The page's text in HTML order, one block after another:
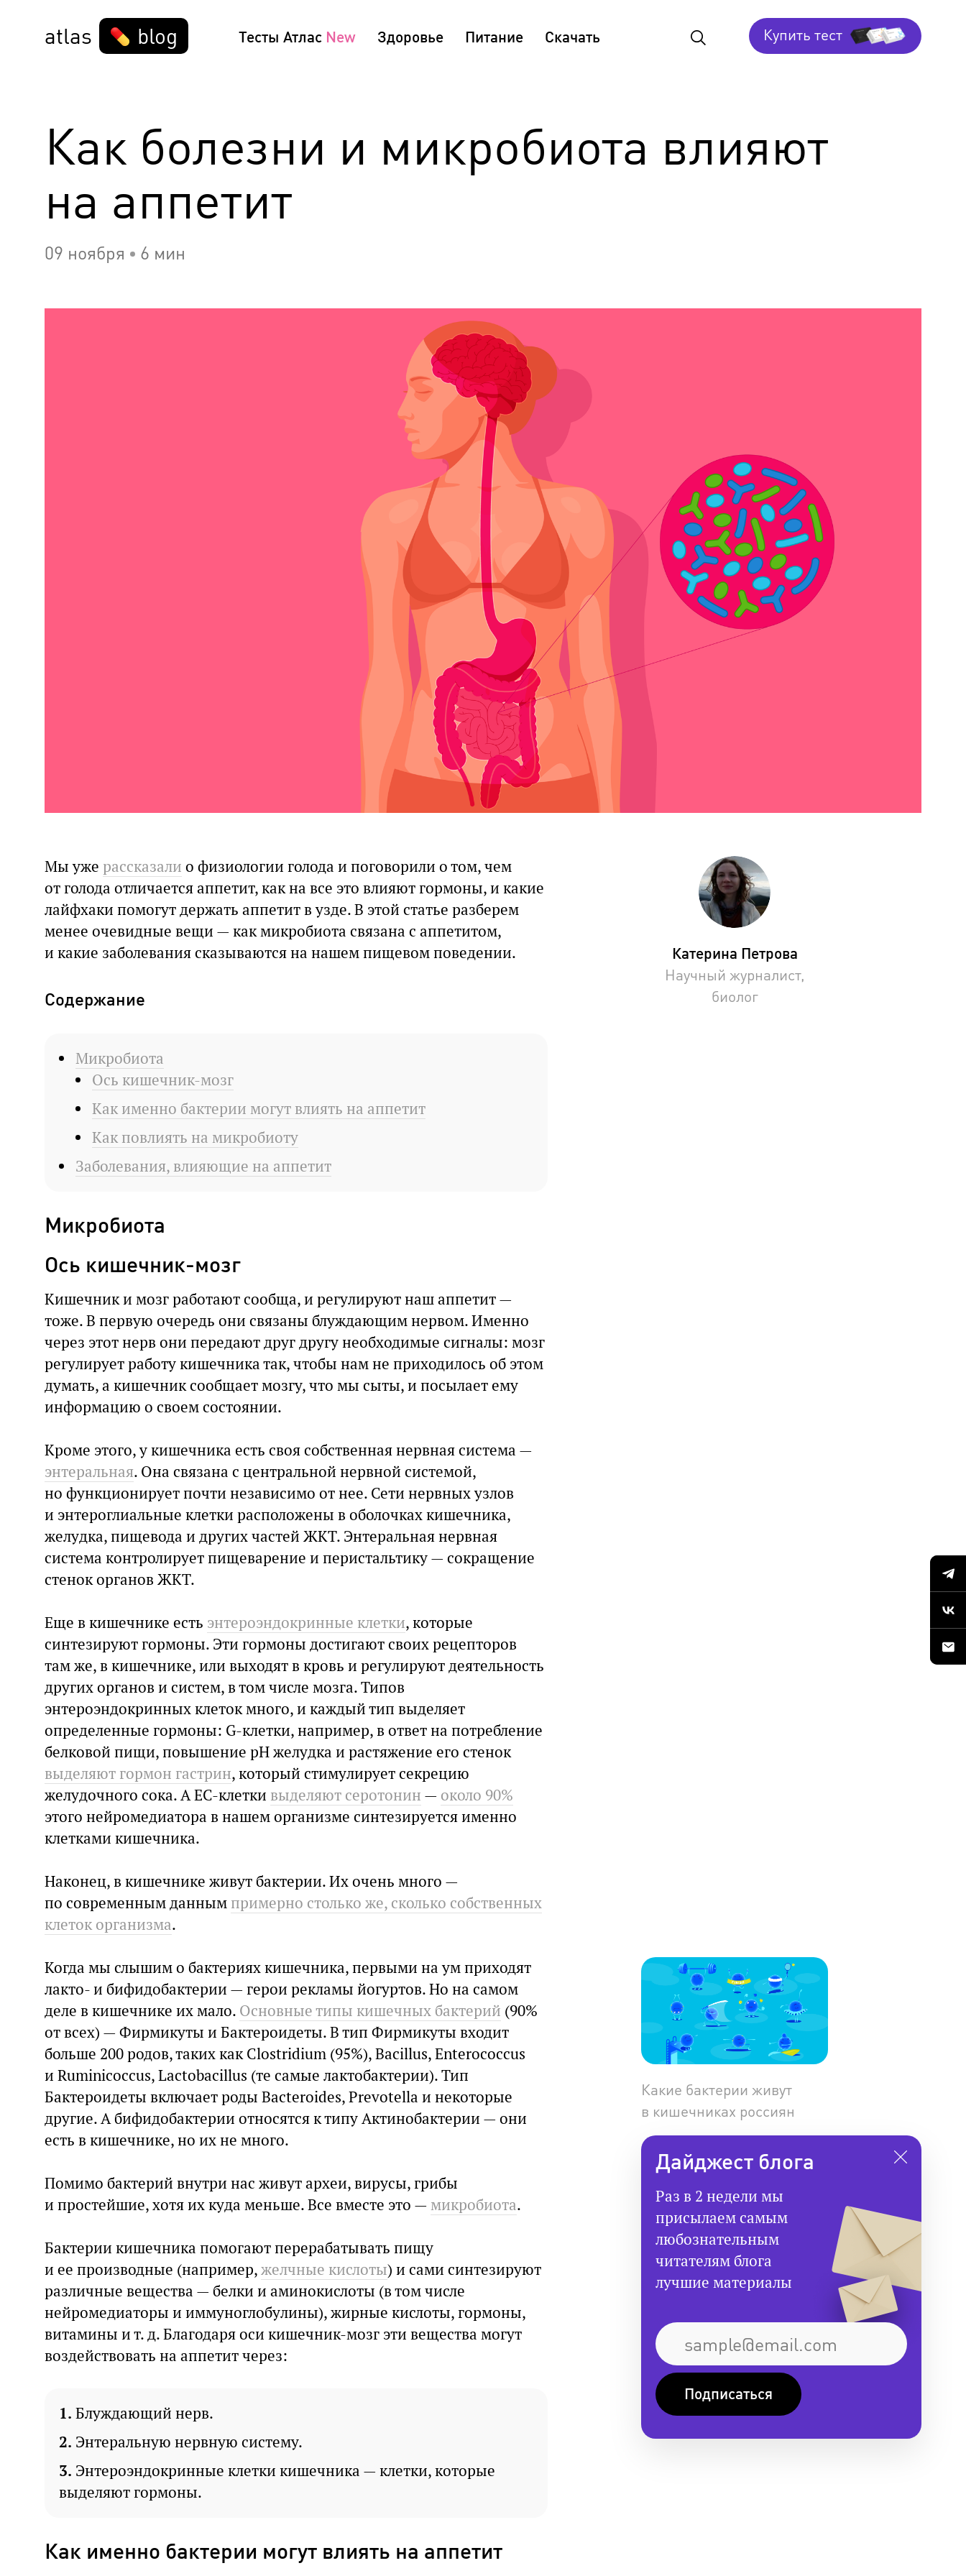
atlas blog Тесты Атлас Здоровье Питание Скачать Купить тест
Как болезни и микробиота влияют
на аппетит
09 ноября 6 мин
Мы уже рассказали о физиологии голода и поговорили о том, чем
от голода отличается аппетит, как на все это влияют гормоны, и какие
лайфхаки помогут держать аппетит в узде. В этой статье разберем
менее очевидные вещи — как микробиота связана с аппетитом,
и какие заболевания сказываются на нашем пищевом поведении.
Содержание
Микробиота
Ось кишечник-мозг
Как именно бактерии могут влиять на аппетит
Как повлиять на микробиоту
Заболевания, влияющие на аппетит
Микробиота
Ось кишечник-мозг
Кишечник и мозг работают сообща, и регулируют наш аппетит —
тоже. В первую очередь они связаны блуждающим нервом. Именно
через этот нерв они передают друг другу необходимые сигналы: мозг
регулирует работу кишечника так, чтобы нам не приходилось об этом
думать, а кишечник сообщает мозгу, что мы сыты, и посылает ему
информацию о своем состоянии.
Кроме этого, у кишечника есть своя собственная нервная система —
энтеральная. Она связана с центральной нервной системой,
но функционирует почти независимо от нее. Сети нервных узлов
и энтероглиальные клетки расположены в оболочках кишечника,
желудка, пищевода и других частей ЖКТ. Энтеральная нервная
система контролирует пищеварение и перистальтику — сокращение
стенок органов ЖКТ.
Еще в кишечнике есть энтероэндокринные клетки, которые
синтезируют гормоны. Эти гормоны достигают своих рецепторов
там же, в кишечнике, или выходят в кровь и регулируют деятельность
других органов и систем, в том числе мозга. Типов
энтероэндокринных клеток много, и каждый тип выделяет
определенные гормоны: G-клетки, например, в ответ на потребление
белковой пищи, повышение pH желудка и растяжение его стенок
выделяют гормон гастрин, который стимулирует секрецию
желудочного сока. А EC-клетки выделяют серотонин — около 90%
этого нейромедиатора в нашем организме синтезируется именно
клетками кишечника.
Наконец, в кишечнике живут бактерии. Их очень много —
по современным данным примерно столько же, сколько собственных
клеток организма.
Какие бактерии живут
в кишечниках россиян
Когда мы слышим о бактериях кишечника, первыми на ум приходят
лакто- и бифидобактерии — герои рекламы йогуртов. Но на самом
деле в кишечнике их мало. Основные типы кишечных бактерий (90%
от всех) — Фирмикуты и Бактероидеты. В тип Фирмикуты входит
больше 200 родов, таких как Clostridium (95%), Bacillus, Enterococcus
и Ruminicoccus, Lactobacillus (те самые лактобактерии). Тип
Бактероидеты включает роды Bacteroides, Prevotella и некоторые
другие. А бифидобактерии относятся к типу Актинобактерии — они
есть в кишечнике, но их не много.
Помимо бактерий внутри нас живут археи, вирусы, грибы
и простейшие, хотя их куда меньше. Все вместе это — микробиота.
Бактерии кишечника помогают перерабатывать пищу
и ее производные (например,желчные кислоты) и сами синтезируют
различные вещества — белки и аминокислоты (в том числе
нейромедиаторы и иммуноглобулины), жирные кислоты, гормоны,
витамины и т. д. Благодаря оси кишечник-мозг эти вещества могут
воздействовать на аппетит через:
Блуждающий нерв.
Энтеральную нервную систему.
Энтероэндокринные клетки кишечника — клетки, которые
выделяют гормоны.
Как именно бактерии могут влиять на аппетит
Катерина Петрова
Научный журналист,
биолог
Дайджест блога
Раз в 2 недели мы
присылаем самым
любознательным
читателям блога
лучшие материалы
Подписаться